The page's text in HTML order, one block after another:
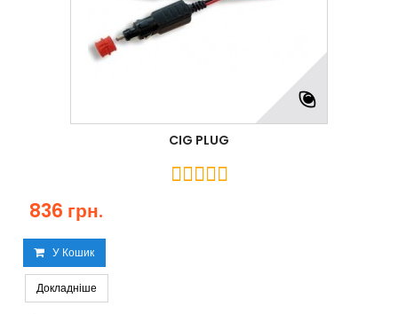
CIG PLUG
836 грн.
У Кошик
Докладніше